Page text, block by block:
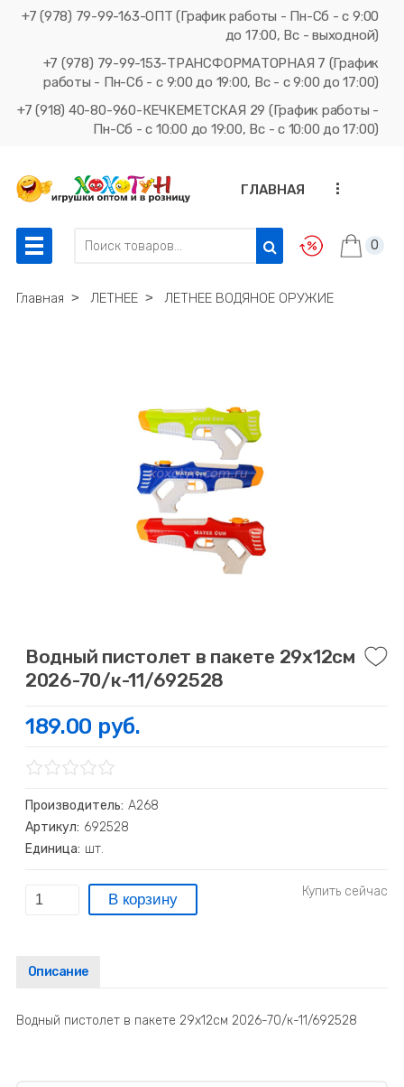
+7 (978) 79-99-163-ОПТ (График работы - Пн-Сб - с 9:00
до 17:00, Вс - выходной)
+7 (978) 79-99-153-ТРАНСФОРМАТОРНАЯ 7 (График
работы - Пн-Сб - с 9:00 до 19:00, Вс - с 9:00 до 17:00)
+7 (918) 40-80-960-КЕЧКЕМЕТСКАЯ 29 (График работы -
Пн-Сб - с 10:00 до 19:00, Вс - с 10:00 до 17:00)
ГЛАВНАЯ ...
0
Главная ˃ ЛЕТНЕЕ ˃ ЛЕТНЕЕ ВОДЯНОЕ ОРУЖИЕ
Водный пистолет в пакете 29х12см
2026-70/к-11/692528
189.00 руб.
Производитель: А268
Артикул: 692528
Единица: шт.
Описание
Водный пистолет в пакете 29х12см 2026-70/к-11/692528